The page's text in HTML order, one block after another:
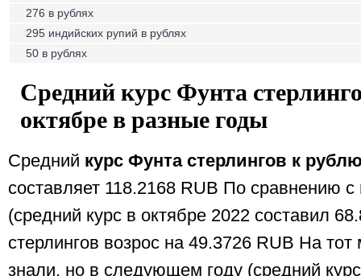
276 в рублях
295 индийских рупий в рублях
50 в рублях
Средний курс Фунта
октябре в разные годы
Средний курс Фунта стерлингов к
составляет 118.2168 RUB По сравнению
(средний курс в октябре 2022 составил
стерлингов возрос на 49.3726 RUB На
знали, но в следующем году (средний